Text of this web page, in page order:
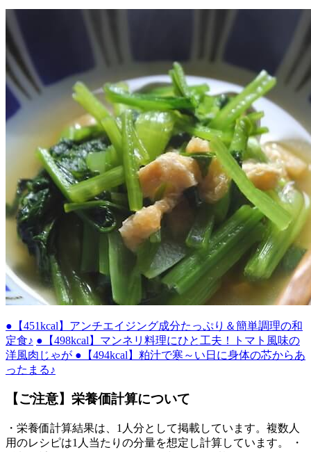
●【451kcal】アンチエイジング成分たっぷり＆簡単調理の和
定食♪ ●【498kcal】マンネリ料理にひと工夫！トマト風味の
洋風肉じゃが ●【494kcal】粕汁で寒～い日に身体の芯からあ
ったまる♪
【ご注意】栄養価計算について
・栄養価計算結果は、1人分として掲載しています。複数人
用のレシピは1人当たりの分量を想定し計算しています。 ・